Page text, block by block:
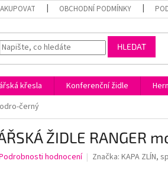
OBCHODNÍ PODMÍNKY
HLEDAT
křesla Konferenční židle
černý
ŽIDLE RANGER
hodnocení Značka: KAPA ZLÍN,